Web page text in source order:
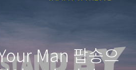
Man 팝송으